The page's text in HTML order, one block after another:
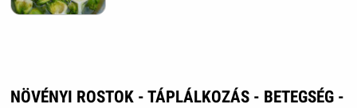
NÖVÉNYI ROSTOK - TÁPLÁLKOZÁS - BETEGSÉG -